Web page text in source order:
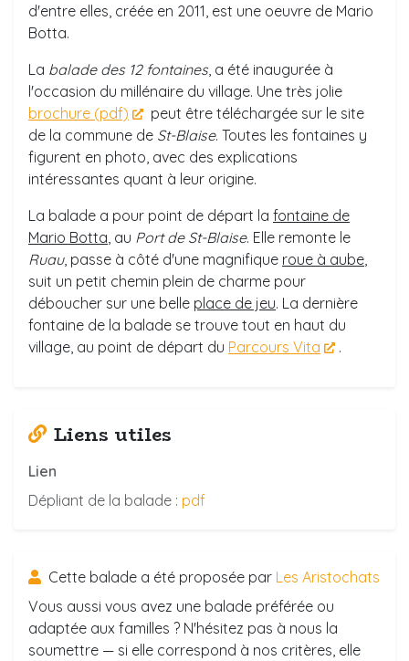
d'entre elles, créée en 2011, est une oeuvre de Mario
Botta.
La balade des 12 fontaines, a été inaugurée à
l'occasion du millénaire du village. Une très jolie
brochure (pdf)
peut être téléchargée sur le site
de la commune de St-Blaise. Toutes les fontaines y
figurent en photo, avec des explications
intéressantes quant à leur origine.
La balade a pour point de départ la fontaine de
Mario Botta , au Port de St-Blaise. Elle remonte le
Ruau, passe à côté d'une magnifique roue à aube
suit un petit chemin plein de charme pour
déboucher sur une belle place de jeu. La dernière
fontaine de la balade se trouve tout en haut du
village, au point de départ du Parcours Vita .
Liens utiles
Lien
Dépliant de la balade : pdf
Cette balade a été proposée par Les Aristochats
Vous aussi vous avez une balade préférée ou
adaptée aux familles ? N'hésitez pas à nous la
soumettre — si elle correspond à nos critères, elle